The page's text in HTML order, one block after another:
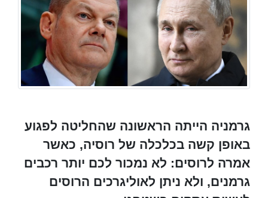
גרמניה הייתה הראשונה שהחליטה לפגוע
באופן קשה בכלכלה של רוסיה, כאשר
אמרה לרוסים: לא נמכור לכם יותר רכבים
גרמנים, ולא ניתן לאוליגרכים הרוסים